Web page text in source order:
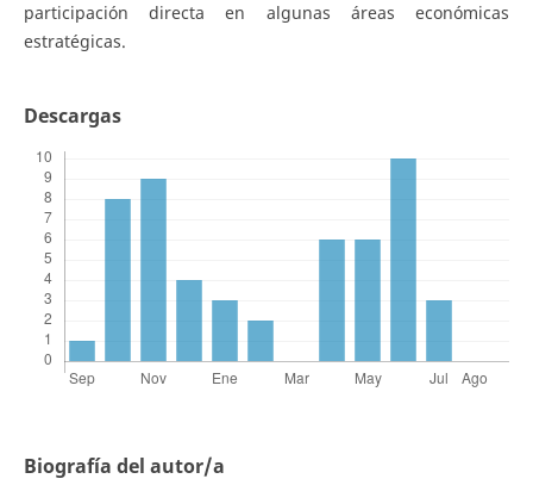
participación directa en algunas áreas económicas
estratégicas.
Descargas
Biografía del autor/a